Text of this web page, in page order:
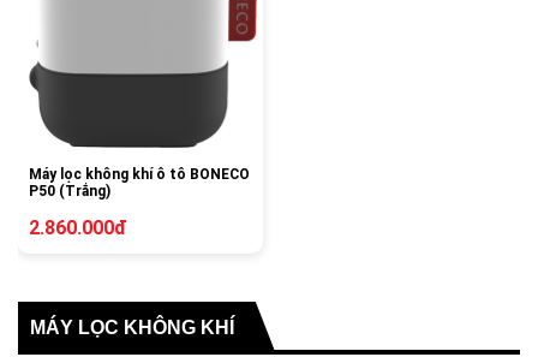
Máy lọc không khí ô tô BONECO
P50 (Trắng)
2.860.000đ
MÁY LỌC KHÔNG KHÍ